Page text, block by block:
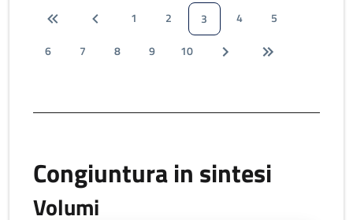
1 2 3 4
5
6
7 8 9 10
Congiuntura in sintesi
Volumi